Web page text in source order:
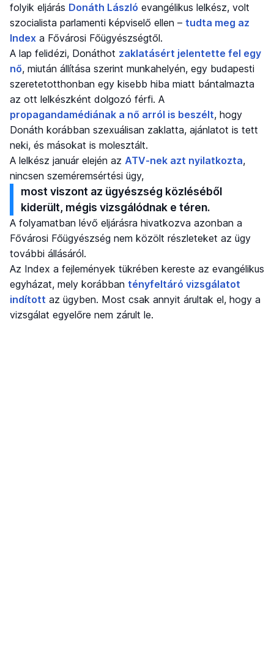
folyik eljárás Donáth László evangélikus lelkész, volt
szocialista parlamenti képviselő ellen – tudta meg az
Index a Fővárosi Főügyészségtől.
A lap felidézi, Donáthot zaklatásért jelentette fel egy
nő, miután állítása szerint munkahelyén, egy budapesti
szeretetotthonban egy kisebb hiba miatt bántalmazta
az ott lelkészként dolgozó férfi. A
propagandamédiának a nő arról is beszélt, hogy
Donáth korábban szexuálisan zaklatta, ajánlatot is tett
neki, és másokat is molesztált.
A lelkész január elején az ATV-nek azt nyilatkozta,
nincsen szeméremsértési ügy,
most viszont az ügyészség közléséből
kiderült, mégis vizsgálódnak e téren.
A folyamatban lévő eljárásra hivatkozva azonban a
Fővárosi Főügyészség nem közölt részleteket az ügy
további állásáról.
Az Index a fejlemények tükrében kereste az evangélikus
egyházat, mely korábban tényfeltáró vizsgálatot
indított az ügyben. Most csak annyit árultak el, hogy a
vizsgálat egyelőre nem zárult le.